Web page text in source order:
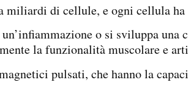
miliardi di cellule, e ogni cellula
o si sviluppa una
la funzionalità muscolare e
pulsati, che hanno la